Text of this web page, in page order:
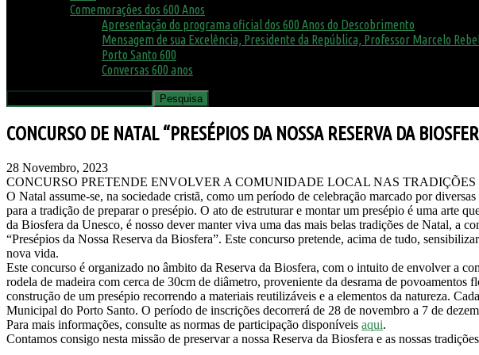
Comemorações dos 600 Anos
Apresentação do programa oficial dos 600 Anos do Descobrimento
Mensagem de sua Excelência, Presidente da República, Professor Marcelo
Porto Santo 600
Conversas 600 anos
CONCURSO DE NATAL “PRESÉPIOS DA NOSSA RESERVA DA
28 Novembro, 2023
CONCURSO PRETENDE ENVOLVER A COMUNIDADE LOCAL NAS
O Natal assume-se, na sociedade cristã, como um período de celebração marcado por
para a tradição de preparar o presépio. O ato de estruturar e montar um presépio é uma arte
da Biosfera da Unesco, é nosso dever manter viva uma das mais belas tradições de Natal, a
“Presépios da Nossa Reserva da Biosfera”. Este concurso pretende, acima de tudo,
nova vida.
Este concurso é organizado no âmbito da Reserva da Biosfera, com o intuito de envolver a
rodela de madeira com cerca de 30cm de diâmetro, proveniente da desrama de
construção de um presépio recorrendo a materiais reutilizáveis e a elementos da natureza.
Municipal do Porto Santo. O período de inscrições decorrerá de 28 de novembro a 7 de
Para mais informações, consulte as normas de participação disponíveis aqui.
Contamos consigo nesta missão de preservar a nossa Reserva da Biosfera e as nossas